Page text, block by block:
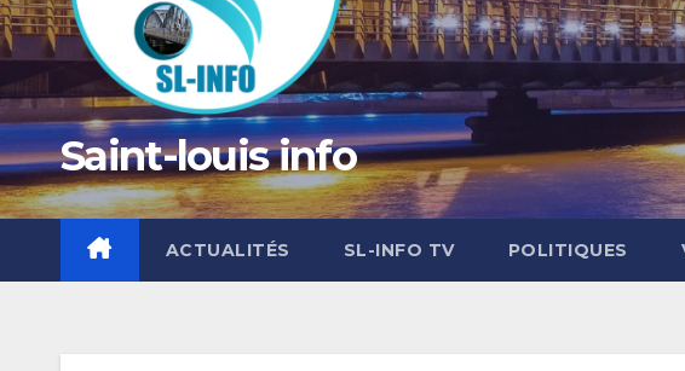
Saint-louis info
ACTUALITÉS SL-INFO TV POLITIQUES